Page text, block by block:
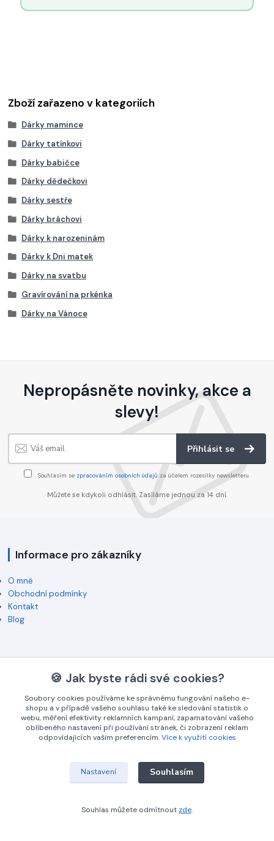
Zboží zařazeno v kategoriích
Dárky mamince
Dárky tatínkovi
Dárky babičce
Dárky dědečkovi
Dárky sestře
Dárky bráchovi
Dárky k narozeninám
Dárky k Dni matek
Dárky na svatbu
Gravírování na prkénka
Dárky na Vánoce
Nepropásněte novinky, akce a
slevy!
Přihlásit se
Souhlasím se zpracováním osobních údajů za účelem rozesílky newsletteru.
Můžete se kdykoli odhlásit. Zasíláme jednou za 14 dní.
Informace pro zákazníky
O mně
Obchodní podmínky
Kontakt
Blog
Kontakty
+420 774 745 009
info@3dgrav.cz
🍪 Jak byste rádi své cookies?
Soubory cookies používáme ke správnému fungování našeho e-
shopu a v případě vašeho souhlasu také ke sledování statistik o
webu, měření efektivity reklamních kampaní, zapamatování vašeho
oblíbeného nastavení při používání stránek, či zobrazení reklam
odpovídajících vašim preferencím.Více k využití cookies
Nastavení Souhlasím
Souhlas můžete odmítnout zde.